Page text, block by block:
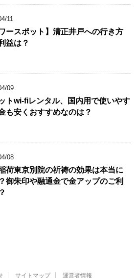
11
ワースポット】清正井戸への行き方
益は？
09
トwi-fiレンタル、国内用で使いやす
も安くおすすめなのは？
08
荷東京別院の祈祷の効果は本当に
御朱印や融通金で金アップのご利
サイトマップ 運営者情報